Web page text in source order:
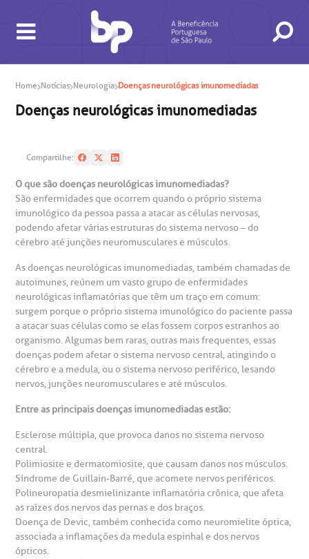
de consultas e exames
in antecipado
de exames
de Exames
SAC
A BP conta com você para melhorar sempre a qualidade do
atendimento e dos serviços prestados.
A Ouvidoria e SAC são canais para você, cliente da BP, tirar
suas dúvidas, registrar suas reclamações ou fazer elogios
relacionados ao nosso atendimento e aos nossos serviços.
(11)3505-1000
ouvidoria@bp.org.br
Hospital BP
Saiba mais
Endereço:
Rua Maestro Cardim, 769
CEP: 01323-001 | Bela Vista
São Paulo - SP
e Pesquisa
do médico
de conduta
social da BP
corporativa
Telemedicina BP
de atendimento
de Visita
socorro
de cópia de prontuário médico
de Oncologia e Hematologia
de Excelência em Neurologia e
de Excelência em Ortopedia
especialidades
Home Notícias Neurologia Doenças neurológicas imunomediadas
Doenças neurológicas imunomediadas
Compartilhe:
O que são doenças neurológicas imunomediadas?
São enfermidades que ocorrem quando o próprio sistema
imunológico da pessoa passa a atacar as células nervosas,
podendo afetar várias estruturas do sistema nervoso – do
cérebro até junções neuromusculares e músculos.
As doenças neurológicas imunomediadas, também chamadas de
autoimunes, reúnem um vasto grupo de enfermidades
neurológicas inflamatórias que têm um traço em comum:
surgem porque o próprio sistema imunológico do paciente passa
a atacar suas células como se elas fossem corpos estranhos ao
organismo. Algumas bem raras, outras mais frequentes, essas
doenças podem afetar o sistema nervoso central, atingindo o
cérebro e a medula, ou o sistema nervoso periférico, lesando
nervos, junções neuromusculares e até músculos.
Entre as principais doenças imunomediadas estão:
Esclerose múltipla, que provoca danos no sistema nervoso
central.
Polimiosite e dermatomiosite, que causam danos nos músculos.
Síndrome de Guillain-Barré, que acomete nervos periféricos.
Polineuropatia desmielinizante inflamatória crônica, que afeta
as raízes dos nervos das pernas e dos braços.
Doença de Devic, também conhecida como neuromielite óptica,
associada a inflamações da medula espinhal e dos nervos
ópticos.